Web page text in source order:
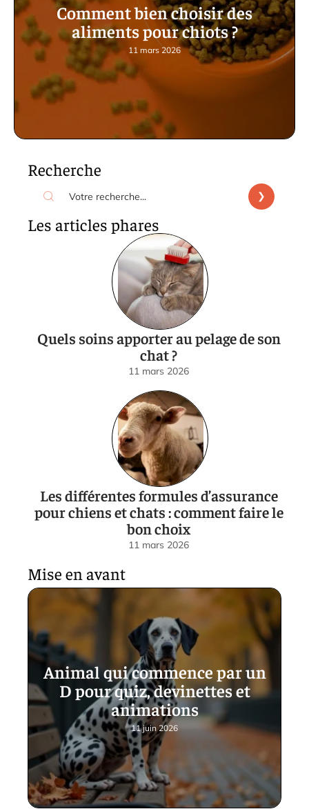
Comment bien choisir des
aliments pour chiots ?
11 mars 2026
Recherche
Les articles phares
Quels soins apporter au pelage de son
chat ?
11 mars 2026
Les différentes formules d’assurance
pour chiens et chats : comment faire le
bon choix
11 mars 2026
Mise en avant
Animal qui commence par un
D pour quiz, devinettes et
animations
11 juin 2026